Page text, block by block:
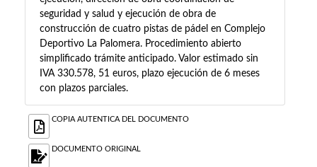
seguridad y salud y ejecución de obra de
construcción de cuatro pistas de pádel en Complejo
Deportivo La Palomera. Procedimiento abierto
simplificado trámite anticipado. Valor estimado sin
IVA 330.578, 51 euros, plazo ejecución de 6 meses
con plazos parciales.
COPIA AUTENTICA DEL DOCUMENTO
DOCUMENTO ORIGINAL